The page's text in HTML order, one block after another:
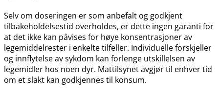
Selv om doseringen er som anbefalt og godkjent
tilbakeholdelsestid overholdes, er dette ingen garanti for
at det ikke kan påvises for høye konsentrasjoner av
legemiddelrester i enkelte tilfeller. Individuelle forskjeller
og innflytelse av sykdom kan forlenge utskillelsen av
legemidler hos noen dyr. Mattilsynet avgjør til enhver tid
om et slakt kan godkjennes til konsum.